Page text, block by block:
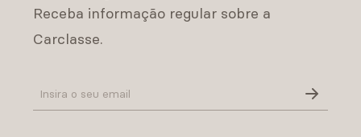
Receba informação regular sobre a
Carclasse.